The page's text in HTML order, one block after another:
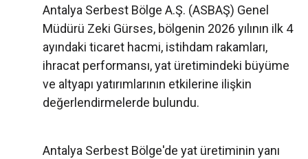
Antalya Serbest Bölge A.Ş. (ASBAŞ) Genel
Müdürü Zeki Gürses, bölgenin 2026 yılının ilk 4
ayındaki ticaret hacmi, istihdam rakamları,
ihracat performansı, yat üretimindeki büyüme
ve altyapı yatırımlarının etkilerine ilişkin
değerlendirmelerde bulundu.
Antalya Serbest Bölge'de yat üretiminin yanı